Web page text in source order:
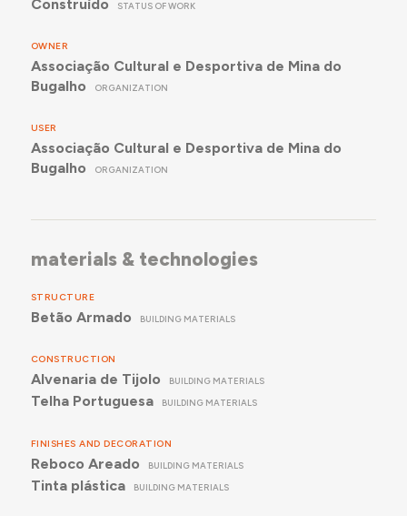
Construído STATUS OF WORK
OWNER
Associação Cultural e Desportiva de Mina do
Bugalho
ORGANIZATION
USER
Associação Cultural e Desportiva de Mina do
Bugalho
ORGANIZATION
materials & technologies
STRUCTURE
Betão Armado BUILDING MATERIALS
CONSTRUCTION
Alvenaria de Tijolo BUILDING MATERIALS
Telha Portuguesa BUILDING MATERIALS
FINISHES AND DECORATION
Reboco Areado BUILDING MATERIALS
Tinta plástica BUILDING MATERIALS